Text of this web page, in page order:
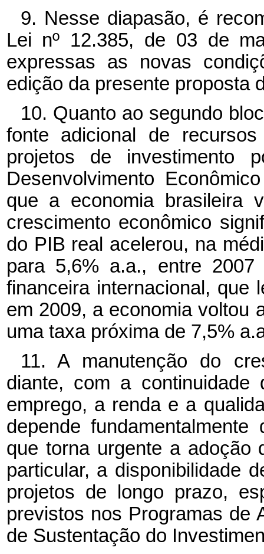
9. Nesse diapasão, é
Lei nº 12.385, de 03 de
expressas as novas
edição da presente proposta
10. Quanto ao segundo
fonte adicional de
projetos de investimento
Desenvolvimento
que a economia brasileira
crescimento econômico
do PIB real acelerou, na
para 5,6% a.a., entre
financeira internacional, que
em 2009, a economia voltou
uma taxa próxima de 7,5%
11. A manutenção do
diante, com a
emprego, a renda e a
depende
que torna urgente a adoção
particular, a disponibilidade
projetos de longo prazo,
previstos nos Programas de
de Sustentação do